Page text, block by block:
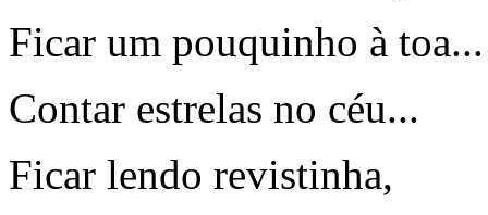
Ficar um pouquinho à toa...
Contar estrelas no céu...
Ficar lendo revistinha,